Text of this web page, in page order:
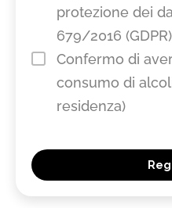
protezione dei
679/2016 (GDPR)
Confermo di
consumo di
residenza)